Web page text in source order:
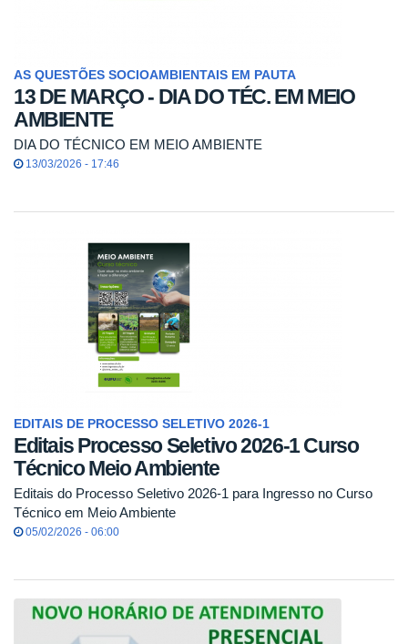
AS QUESTÕES SOCIOAMBIENTAIS EM PAUTA
13 DE MARÇO - DIA DO TÉC. EM MEIO
AMBIENTE
DIA DO TÉCNICO EM MEIO AMBIENTE
13/03/2026 - 17:46
EDITAIS DE PROCESSO SELETIVO 2026-1
Editais Processo Seletivo 2026-1 Curso
Técnico Meio Ambiente
Editais do Processo Seletivo 2026-1 para Ingresso no Curso
Técnico em Meio Ambiente
05/02/2026 - 06:00